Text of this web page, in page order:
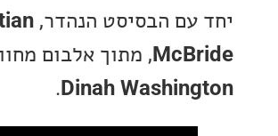
הבסיסט הנהדר,Christian
, מתוך אלבום מחווה לזמרת
Dinah
.